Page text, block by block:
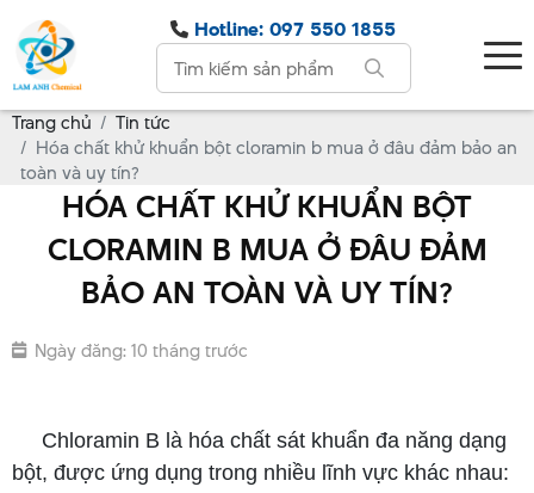
Hotline: 097 550 1855
Trang chủ
Tin tức
Hóa chất khử khuẩn bột cloramin b mua ở đâu đảm bảo an
toàn và uy tín?
HÓA CHẤT KHỬ KHUẨN BỘT
CLORAMIN B MUA Ở ĐÂU ĐẢM
BẢO AN TOÀN VÀ UY TÍN?
Ngày đăng: 10 tháng trước
Chloramin B là hóa chất sát khuẩn đa năng dạng
bột, được ứng dụng trong nhiều lĩnh vực khác nhau: